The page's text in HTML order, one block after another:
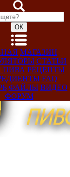
МАГАЗИН
СТАТЬИ
ПИВА РЕЦЕПТЫ
FAQ
ФАЙЛЫ ВИДЕО
ФОРУМ